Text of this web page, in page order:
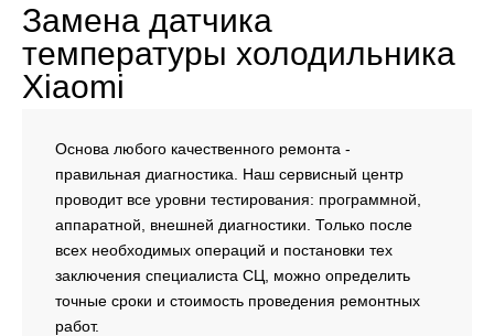
Замена датчика
температуры холодильника
Xiaomi
Основа любого качественного ремонта -
правильная диагностика. Наш сервисный центр
проводит все уровни тестирования: программной,
аппаратной, внешней диагностики. Только после
всех необходимых операций и постановки тех
заключения специалиста СЦ, можно определить
точные сроки и стоимость проведения ремонтных
работ.